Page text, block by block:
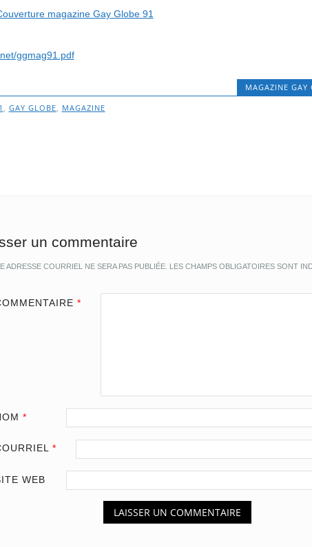
ggmag91.pdf
MAGAZINE GAY
, GAY GLOBE, MAGAZINE
navigation
un commentaire
ADRESSE COURRIEL NE SERA PAS PUBLIÉE. LES CHAMPS OBLIGATOIRES SONT
*
*
*
WEB